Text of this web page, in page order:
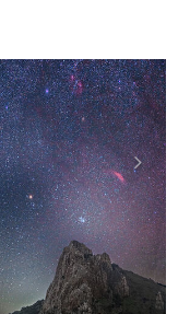
Next